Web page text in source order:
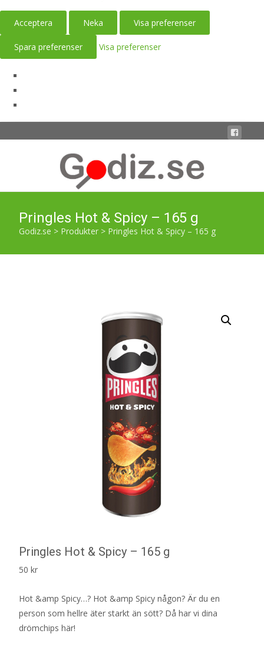
Acceptera Neka Visa preferenser
Spara preferenser Visa preferenser
Pringles Hot & Spicy – 165 g
Godiz.se > Produkter > Pringles Hot & Spicy – 165 g
Pringles Hot & Spicy – 165 g
50 kr
Hot &amp Spicy…? Hot &amp Spicy någon? Är du en
person som hellre äter starkt än sött? Då har vi dina
drömchips här!